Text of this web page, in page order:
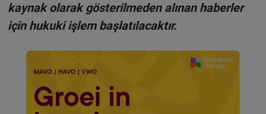
kaynak olarak gösterilmeden alınan haberler
için hukuki işlem başlatılacaktır.